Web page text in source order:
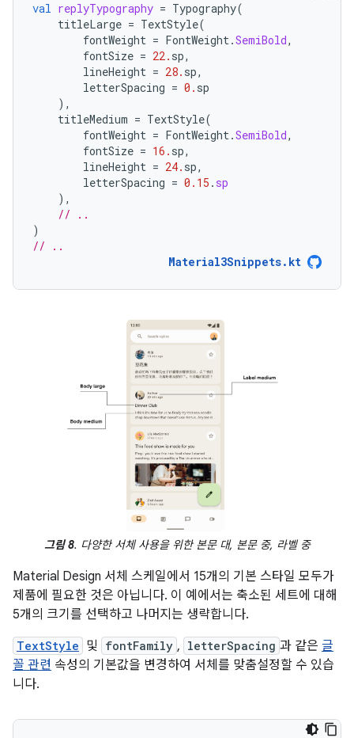
val replyTypography = Typography(
titleLarge = TextStyle(
fontWeight = FontWeight.SemiBold,
fontSize = 22. sp,
lineHeight = 28. sp,
letterSpacing = 0. sp
),
titleMedium = TextStyle(
fontWeight = FontWeight.SemiBold,
fontSize = 16. sp,
lineHeight = 24. sp,
letterSpacing = 0.15 . sp
),
// ..
)
// ..
Material3Snippets.kt
그림 8. 다양한 서체 사용을 위한 본문 대, 본문 중, 라벨 중
Material Design 서체 스케일에서 15개의 기본 스타일 모두가
제품에 필요한 것은 아닙니다. 이 예에서는 축소된 세트에 대해
5개의 크기를 선택하고 나머지는 생략합니다.
TextStyle 및 fontFamily , letterSpacing 과 같은 글
꼴 관련 속성의 기본값을 변경하여 서체를 맞춤설정할 수 있습
니다.